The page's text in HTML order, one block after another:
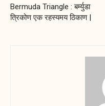
Bermuda Triangle : बर्म्युडा
त्रिकोण एक रहस्यमय ठिकाण |